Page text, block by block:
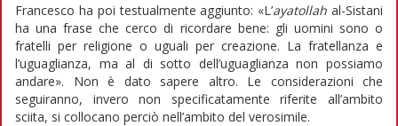
Francesco ha poi testualmente aggiunto: «L’ayatollah al-Sistani
ha una frase che cerco di ricordare bene: gli uomini sono o
fratelli per religione o uguali per creazione. La fratellanza e
l’uguaglianza, ma al di sotto dell’uguaglianza non possiamo
andare». Non è dato sapere altro. Le considerazioni che
seguiranno, invero non specificatamente riferite all’ambito
sciita, si collocano perciò nell’ambito del verosimile.